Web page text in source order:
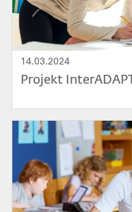
14.03.2024
Projekt
Bild